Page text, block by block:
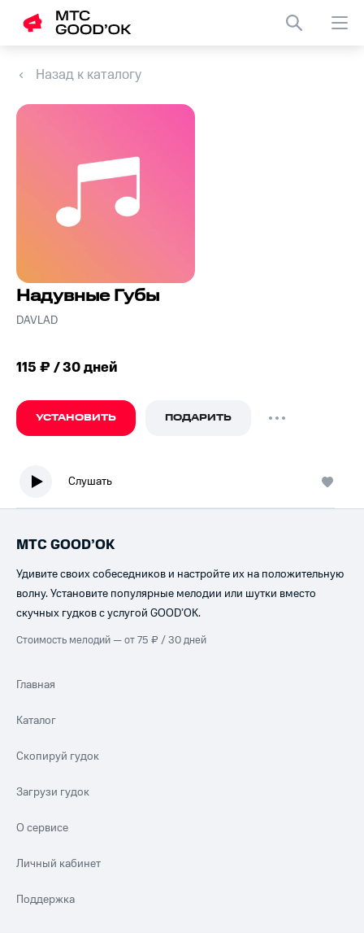
Назад к каталогу
Надувные Губы
DAVLAD
115 ₽ / 30 дней
УСТАНОВИТЬ ПОДАРИТЬ
Слушать
МТС GOOD’OK
Удивите своих собеседников и настройте их на положительную
волну. Установите популярные мелодии или шутки вместо
скучных гудков с услугой GOOD’OK.
Стоимость мелодий — от 75 ₽ / 30 дней
Главная
Каталог
Скопируй гудок
Загрузи гудок
О сервисе
Личный кабинет
Поддержка